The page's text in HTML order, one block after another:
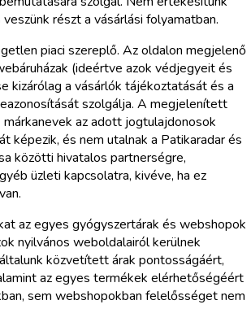
részt a vásárlási folyamatban.
piaci szereplő. Az oldalon megjelenő
(ideértve azok védjegyeit és
kizárólag a vásárlók tájékoztatását és a
szolgálja. A megjelenített
az adott jogtulajdonosok
képezik, és nem utalnak a Patikaradar és
közötti hivatalos partnerségre,
üzleti kapcsolatra, kivéve, ha ez
az egyes gyógyszertárak és webshopok
nyilvános weboldalairól kerülnek
közvetített árak pontosságáért,
az egyes termékek elérhetőségéért
sem webshopokban felelősséget nem